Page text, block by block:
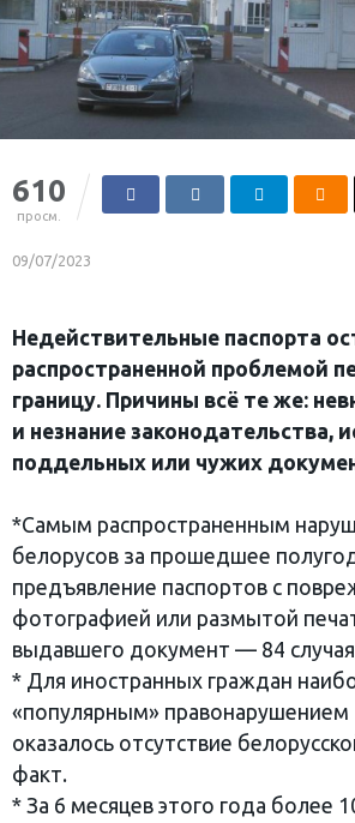
610
просм.
09/07/2023
Недействительные паспорта
распространенной проблемой
границу. Причины всё те же:
и незнание законодательства,
поддельных или чужих
*Самым распространенным
белорусов за прошедшее
предъявление паспортов с
фотографией или размытой
выдавшего документ — 84
* Для иностранных граждан
«популярным» правонарушением
оказалось отсутствие
факт.
* За 6 месяцев этого года более